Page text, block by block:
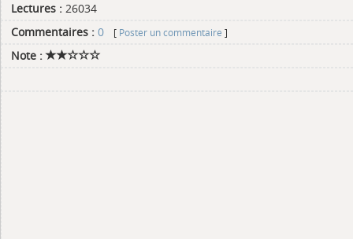
Lectures : 26034
Commentaires : 0 [ Poster un commentaire ]
Note :